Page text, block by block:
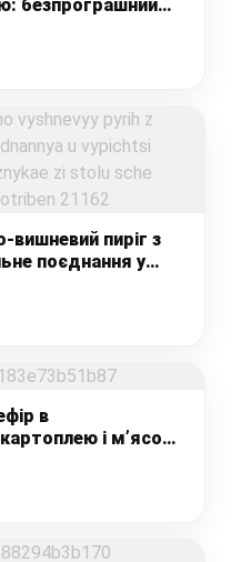
безпрограшний
пиріг з
поєднання у
що зникає зі
міксер не
в
і м’ясом
з